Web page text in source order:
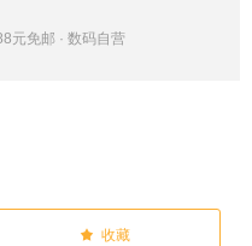
元免邮 · 数码自营
끄 收藏